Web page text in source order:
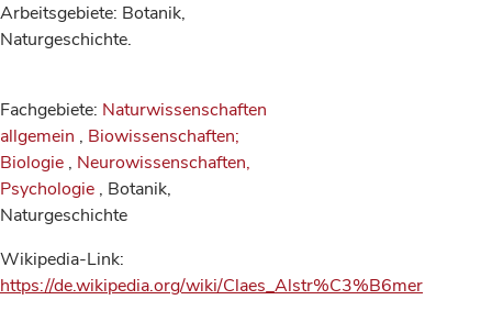
Arbeitsgebiete: Botanik,
Naturgeschichte.
Fachgebiete: Naturwissenschaften
allgemein , Biowissenschaften;
Biologie , Neurowissenschaften,
Psychologie , Botanik,
Naturgeschichte
Wikipedia-Link:
https://de.wikipedia.org/wiki/Claes_Alstr%C3%B6mer